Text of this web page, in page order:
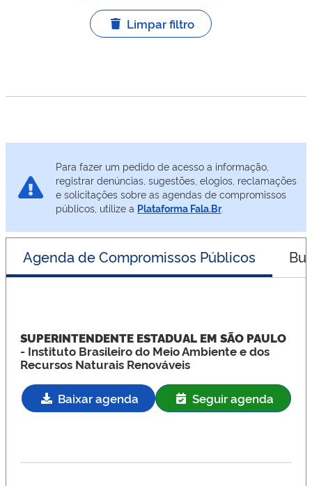
Limpar filtro
Para fazer um pedido de acesso a informação,
registrar denúncias, sugestões, elogios, reclamações
e solicitações sobre as agendas de compromissos
públicos, utilize a Plataforma Fala.Br.
Agenda de Compromissos Públicos
SUPERINTENDENTE ESTADUAL EM SÃO PAULO
- Instituto Brasileiro do Meio Ambiente e dos
Recursos Naturais Renováveis
Baixar agenda Seguir agenda